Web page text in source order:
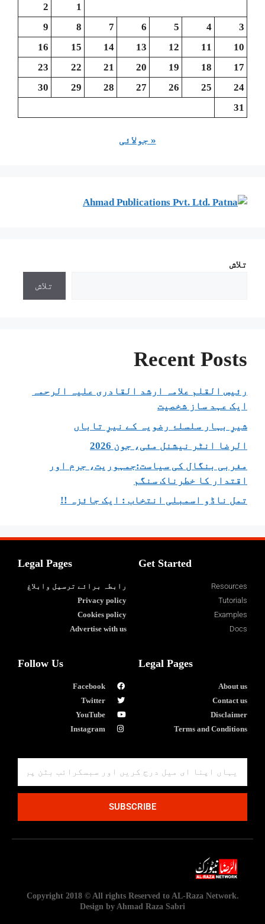
1
2
3
4
5
6
7
8
9
10
11
12
13
14
15
16
17
18
19
20
21
22
23
24
25
26
27
28
29
30
31
« جولائی
تلاش
تلاش
Recent Posts
رئیس القلم علامہ ارشد القادری علیہ الرحمہ
ایک عہد ساز شخصیت
شیرِ بہار سلسلۂ رضویہ کے نیرِ تاباں
الرضا انٹر نیشنل مئی، جون 2026
مغربی بنگال کی سیاست:جمہوریت، جرم اور
اقتدار کا خطرناک سنگم
تمل ناڈو اسمبلی انتخاب : ایک جائزہ !!
Get Started
Resources
Tutorials
Examples
Docs
Legal Pages
رابطہ برائے ترسیل وابلاغ
Privacy policy
Cookies policy
Advertise with us
Legal Pages
About us
Contact us
Disclaimer
Terms and Conditions
Follow Us
Facebook
Twitter
YouTube
Instagram
SUBSCRIBE
Copyright 2018 © All rights Reserved to AL-Raza Network.
Design by Ahmad Raza Sabri